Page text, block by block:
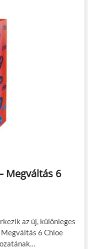
Megváltás 6
az új, különleges
6 Chloe